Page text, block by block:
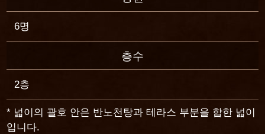
6명
층수
2층
* 넓이의 괄호 안은 반노천탕과 테라스 부분을 합한 넓이
입니다.
4명
층수
3층
2명
층수
2층
6명
층수
2층
6명
층수
2층·3층
6명
층수
3층
6명
층수
4층
6명
층수
4층